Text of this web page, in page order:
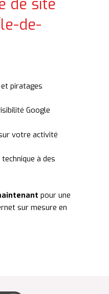
de site
de-
piratages
Google
votre activité
à des
pour une
sur mesure en